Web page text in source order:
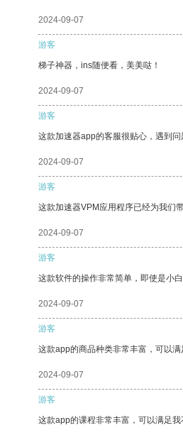
2024-09-07
游客
梯子神器，ins随便看，美美哒！
2024-09-07
游客
这款加速器app的客服很贴心，遇到问
2024-09-07
游客
这款加速器VPM应用程序已经为我们
2024-09-07
游客
这款软件的操作非常简单，即使是小白
2024-09-07
游客
这款app的商品种类非常丰富，可以满
2024-09-07
游客
这款app的课程非常丰富，可以满足